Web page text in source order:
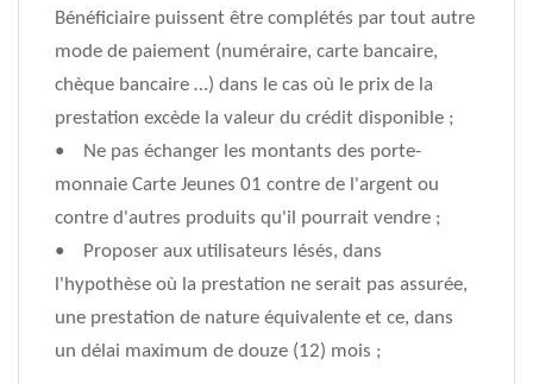
Bénéficiaire puissent être complétés par tout autre
mode de paiement (numéraire, carte bancaire,
chèque bancaire …) dans le cas où le prix de la
prestation excède la valeur du crédit disponible ;
• Ne pas échanger les montants des porte-
monnaie Carte Jeunes 01 contre de l'argent ou
contre d'autres produits qu'il pourrait vendre ;
• Proposer aux utilisateurs lésés, dans
l'hypothèse où la prestation ne serait pas assurée,
une prestation de nature équivalente et ce, dans
un délai maximum de douze (12) mois ;